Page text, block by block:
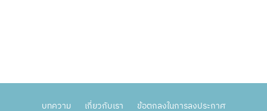
บทความ เกี่ยวกับเรา ข้อตกลงในการลงประกาศ